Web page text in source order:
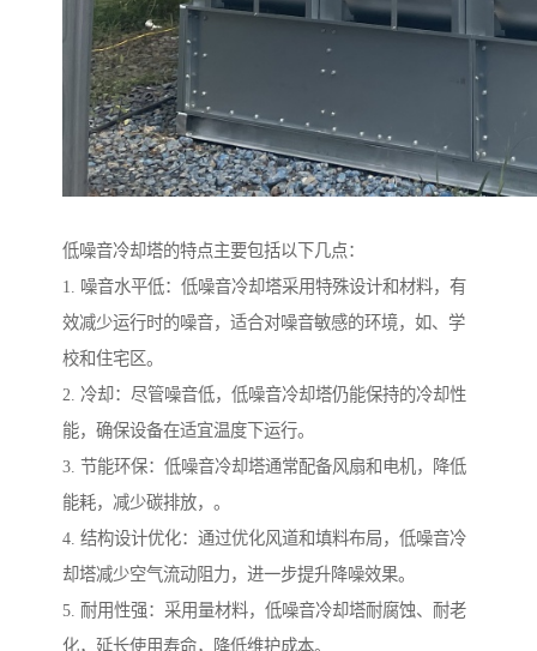
低噪音冷却塔的特点主要包括以下几点：
1. 噪音水平低：低噪音冷却塔采用特殊设计和材料，有
效减少运行时的噪音，适合对噪音敏感的环境，如、学
校和住宅区。
2. 冷却：尽管噪音低，低噪音冷却塔仍能保持的冷却性
能，确保设备在适宜温度下运行。
3. 节能环保：低噪音冷却塔通常配备风扇和电机，降低
能耗，减少碳排放，。
4. 结构设计优化：通过优化风道和填料布局，低噪音冷
却塔减少空气流动阻力，进一步提升降噪效果。
5. 耐用性强：采用量材料，低噪音冷却塔耐腐蚀、耐老
化，延长使用寿命，降低维护成本。